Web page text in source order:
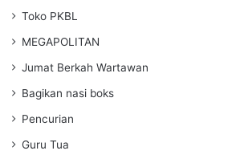
Toko PKBL
MEGAPOLITAN
Jumat Berkah Wartawan
Bagikan nasi boks
Pencurian
Guru Tua